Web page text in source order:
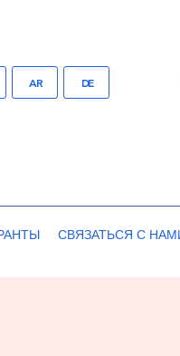
AR DE
СВЯЗАТЬСЯ С